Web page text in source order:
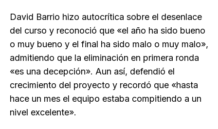
David Barrio hizo autocrítica sobre el desenlace
del curso y reconoció que «el año ha sido bueno
o muy bueno y el final ha sido malo o muy malo»,
admitiendo que la eliminación en primera ronda
«es una decepción». Aun así, defendió el
crecimiento del proyecto y recordó que «hasta
hace un mes el equipo estaba compitiendo a un
nivel excelente».